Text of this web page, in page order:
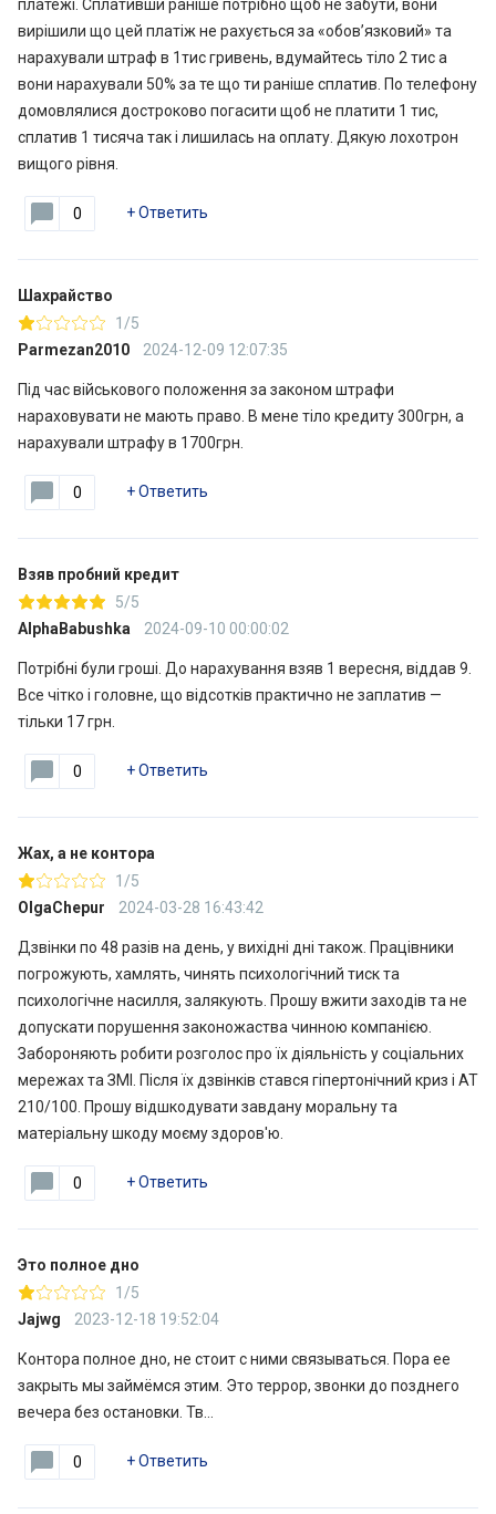
платежі. Сплативши раніше потрібно щоб не забути, вони
вирішили що цей платіж не рахується за «обов’язковий» та
нарахували штраф в 1тис гривень, вдумайтесь тіло 2 тис а
вони нарахували 50% за те що ти раніше сплатив. По телефону
домовлялися достроково погасити щоб не платити 1 тис,
сплатив 1 тисяча так і лишилась на оплату. Дякую лохотрон
вищого рівня.
0 +Ответить
Шахрайство
1/5
Parmezan2010
2024-12-09 12:07:35
Під час військового положення за законом штрафи
нараховувати не мають право. В мене тіло кредиту 300грн, а
нарахували штрафу в 1700грн.
0 +Ответить
Взяв пробний кредит
5/5
AlphaBabushka
2024-09-10 00:00:02
Потрібні були гроші. До нарахування взяв 1 вересня, віддав 9.
Все чітко і головне, що відсотків практично не заплатив —
тільки 17 грн.
0 +Ответить
Жах, а не контора
1/5
OlgaChepur
2024-03-28 16:43:42
Дзвінки по 48 разів на день, у вихідні дні також. Працівники
погрожують, хамлять, чинять психологічний тиск та
психологічне насилля, залякують. Прошу вжити заходів та не
допускати порушення законожаства чинною компанією.
Забороняють робити розголос про їх діяльність у соціальних
мережах та ЗМІ. Після їх дзвінків стався гіпертонічний криз і АТ
210/100. Прошу відшкодувати завдану моральну та
матеріальну шкоду моєму здоров'ю.
0 +Ответить
Это полное дно
1/5
Jajwg
2023-12-18 19:52:04
Контора полное дно, не стоит с ними связываться. Пора ее
закрыть мы займёмся этим. Это террор, звонки до позднего
вечера без остановки. Тв…
0 +Ответить